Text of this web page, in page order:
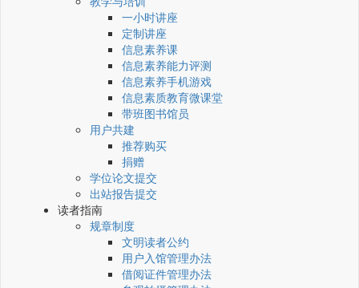
一小时讲座
定制讲座
信息素养课
信息素养能力评测
信息素养手机游戏
信息素质教育微课堂
带班图书馆员
用户共建
推荐购买
捐赠
学位论文提交
出站报告提交
读者指南
规章制度
文明读者公约
用户入馆管理办法
借阅证件管理办法